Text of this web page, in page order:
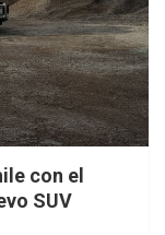
con el
SUV